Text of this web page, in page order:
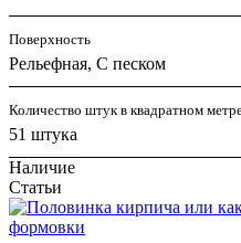
Поверхность
Рельефная, С песком
Количество штук в квадратном
51 штука
Наличие
Статьи